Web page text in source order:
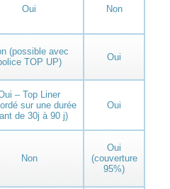
Oui Non
(possible avec
TOP UP)
Oui
– Top Liner
sur une durée
de 30j à 90 j)
Oui
Non
Oui
(couverture
95%)